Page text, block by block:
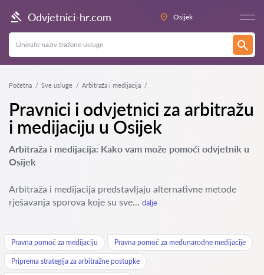
Odvjetnici-hr.com Osijek
Početna Sve usluge Arbitraža i medijacija
Pravnici i odvjetnici za arbitražu
i medijaciju u Osijek
Arbitraža i medijacija: Kako vam može pomoći odvjetnik u
Osijek
Arbitraža i medijacija predstavljaju alternativne metode
rješavanja sporova koje su sve... dalje
Pravna pomoć za medijaciju Pravna pomoć za međunarodne medijacije
Priprema strategija za arbitražne postupke